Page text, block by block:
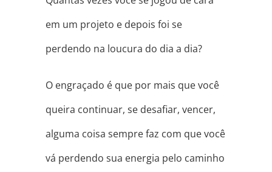
em um projeto e depois foi se
perdendo na loucura do dia a dia?
O engraçado é que por mais que você
queira continuar, se desafiar, vencer,
alguma coisa sempre faz com que você
vá perdendo sua energia pelo caminho